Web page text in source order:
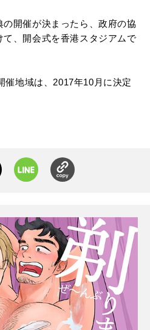
開催が決まったら、政府の協
、開会式を香港スタジアムで
催地域は、2017年10月に決定